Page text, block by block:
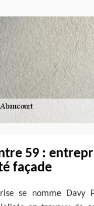
59 :
façade
se nomme Davy